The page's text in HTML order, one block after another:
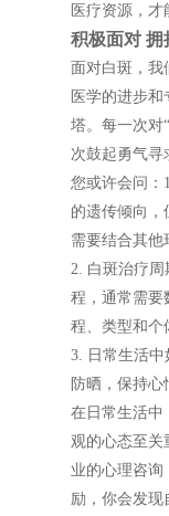
医疗资源，才
积极面对 拥
面对白斑，我
医学的进步
塔。每一次对
次鼓起勇气寻
您或许会问：
的遗传倾向，
需要结合其他
2. 白斑治疗
程，通常需要
程、类型和个
3. 日常生活
防晒，保持心
在日常生活中
观的心态至关
业的心理咨询
励，你会发现